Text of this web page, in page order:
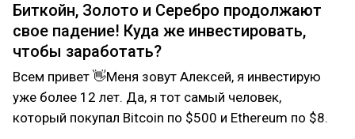
Биткойн, Золото и Серебро продолжают
свое падение! Куда же инвестировать,
чтобы заработать?
Всем привет 👋Меня зовут Алексей, я инвестирую
уже более 12 лет. Да, я тот самый человек,
который покупал Bitcoin по $500 и Ethereum по $8.